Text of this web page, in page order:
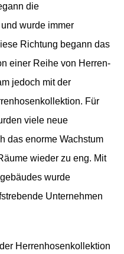
die
wurde immer
Richtung begann das
einer Reihe von Herren-
jedoch mit der
Für
viele neue
das enorme Wachstum
wieder zu eng. Mit
wurde
Unternehmen
Herrenhosenkollektion